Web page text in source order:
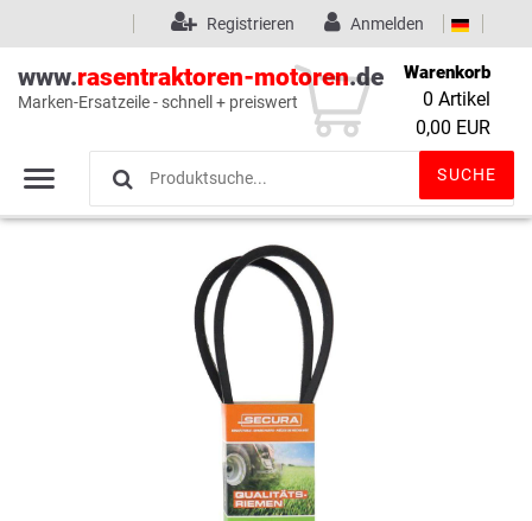
Wunschliste (0)
Anmelden
Registrieren
www.rasentraktoren-motoren.de
Marken-Ersatzeile - schnell + preiswert
SUCHE
Warenkorb
0 Artikel
0,00 EUR